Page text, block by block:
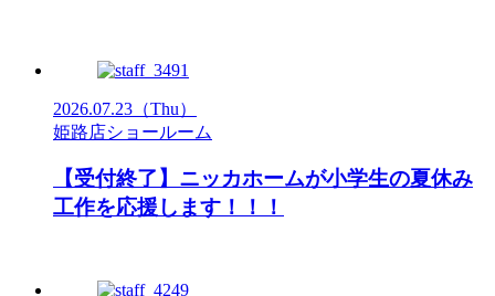
2026.07.23 （Thu）
姫路店ショールーム
【受付終了】ニッカホームが小学生の夏休み
工作を応援します！！！